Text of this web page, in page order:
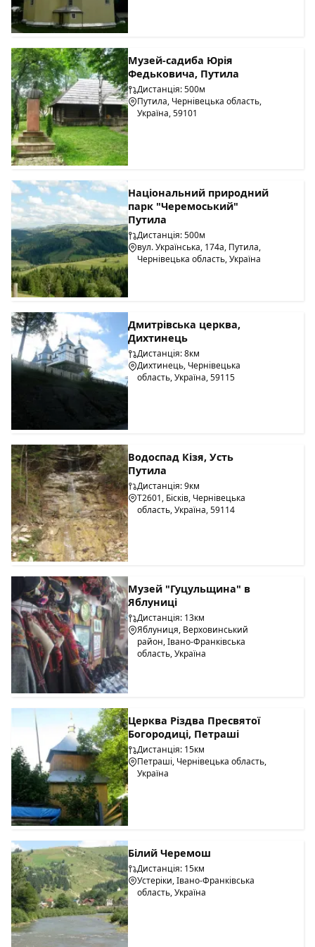
Чернівці -Берегомет- Путила до смт Путила. Повернути у
вуличку за вказівником "садиба-музей" (біля ринку) або
Музей-садиба Юрія
Федьковича, Путила
Дистанція: 500м
Путила, Чернівецька область,
Україна, 59101
Національний природний
парк "Черемоський"
Путила
Дистанція: 500м
вул. Українська, 174а, Путила,
Чернівецька область, Україна
Дмитрівська церква,
Дихтинець
Дистанція: 8км
Дихтинець, Чернівецька
область, Україна, 59115
Водоспад Кізя, Усть
Путила
Дистанція: 9км
T2601, Бісків, Чернівецька
область, Україна, 59114
Музей "Гуцульщина" в
Яблуниці
Дистанція: 13км
Яблуниця, Верховинський
район, Івано-Франківська
область, Україна
Церква Різдва Пресвятої
Богородиці, Петраші
Дистанція: 15км
Петраші, Чернівецька область,
Україна
Білий Черемош
Дистанція: 15км
Устеріки, Івано-Франківська
область, Україна